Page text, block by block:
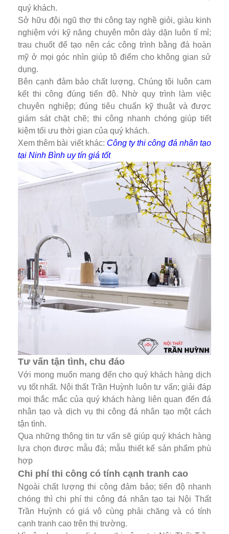
quý khách.
Sở hữu đội ngũ thợ thi công tay nghề giỏi, giàu kinh
nghiệm với kỹ năng chuyên môn dày dặn luôn tỉ mỉ;
trau chuốt để tạo nên các công trình bằng đá hoàn
mỹ ở mọi góc nhìn giúp tô điểm cho không gian sử
dụng.
Bên cạnh đảm bảo chất lượng. Chúng tôi luôn cam
kết thi công đúng tiến độ. Nhờ quy trình làm việc
chuyên nghiệp; đúng tiêu chuẩn kỹ thuật và được
giám sát chặt chẽ; thi công nhanh chóng giúp tiết
kiệm tối ưu thời gian của quý khách.
Xem thêm bài viết khác: Công ty thi công đá nhân tạo
tại Ninh Bình uy tín giá tốt
Tư vấn tận tình, chu đáo
Với mong muốn mang đến cho quý khách hàng dịch
vụ tốt nhất. Nội thất Trần Huỳnh luôn tư vấn; giải đáp
mọi thắc mắc của quý khách hàng liên quan đến đá
nhân tạo và dịch vụ thi công đá nhân tạo một cách
tận tình.
Qua những thông tin tư vấn sẽ giúp quý khách hàng
lựa chọn được mẫu đá; mẫu thiết kế sản phẩm phù
hợp
Chi phí thi công có tính cạnh tranh cao
Ngoài chất lượng thi công đảm bảo; tiến độ nhanh
chóng thì chi phí thi công đá nhân tạo tại Nội Thất
Trần Huỳnh có giá vô cùng phải chăng và có tính
cạnh tranh cao trên thị trường.